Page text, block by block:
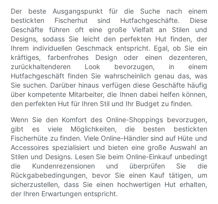
Der beste Ausgangspunkt für die Suche nach einem
bestickten Fischerhut sind Hutfachgeschäfte. Diese
Geschäfte führen oft eine große Vielfalt an Stilen und
Designs, sodass Sie leicht den perfekten Hut finden, der
Ihrem individuellen Geschmack entspricht. Egal, ob Sie ein
kräftiges, farbenfrohes Design oder einen dezenteren,
zurückhaltenderen Look bevorzugen, in einem
Hutfachgeschäft finden Sie wahrscheinlich genau das, was
Sie suchen. Darüber hinaus verfügen diese Geschäfte häufig
über kompetente Mitarbeiter, die Ihnen dabei helfen können,
den perfekten Hut für Ihren Stil und Ihr Budget zu finden.
Wenn Sie den Komfort des Online-Shoppings bevorzugen,
gibt es viele Möglichkeiten, die besten bestickten
Fischerhüte zu finden. Viele Online-Händler sind auf Hüte und
Accessoires spezialisiert und bieten eine große Auswahl an
Stilen und Designs. Lesen Sie beim Online-Einkauf unbedingt
die Kundenrezensionen und überprüfen Sie die
Rückgabebedingungen, bevor Sie einen Kauf tätigen, um
sicherzustellen, dass Sie einen hochwertigen Hut erhalten,
der Ihren Erwartungen entspricht.